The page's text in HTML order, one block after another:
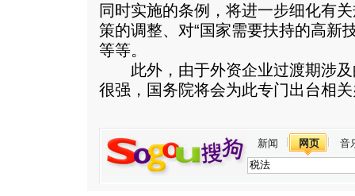
同时实施的条例，将进一步细化有
策的调整、对“国家需要扶持的高新
等等。
此外，由于外资企业过渡期涉及
很强，国务院将会为此专门出台相
新闻 网页 音